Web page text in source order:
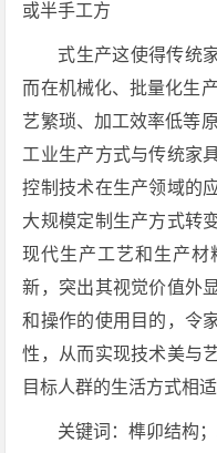
或半手工方
式生产这使得传统
而在机械化、批量化生
艺繁琐、加工效率低等
工业生产方式与传统家
控制技术在生产领域的
大规模定制生产方式转
现代生产工艺和生产材
新，突出其视觉价值外
和操作的使用目的，令
性，从而实现技术美与
目标人群的生活方式相适
关键词：榫卯结构